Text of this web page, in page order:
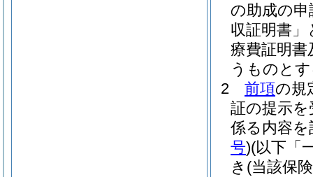
の助成の申
収証明書
療費証明
うものと
2
前項の規
証の提示
係る内容を
号)(以下「
き (当該保